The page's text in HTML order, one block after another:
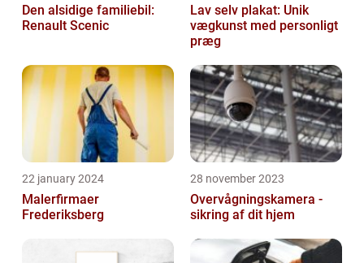
Den alsidige familiebil:
Renault Scenic
Lav selv plakat: Unik
vægkunst med personligt
præg
22 january 2024
Malerfirmaer
Frederiksberg
28 november 2023
Overvågningskamera -
sikring af dit hjem